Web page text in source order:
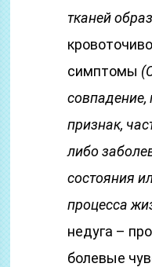
тканей
симптомы
признак,
либо
состояния
процесса
недуга –
болевые